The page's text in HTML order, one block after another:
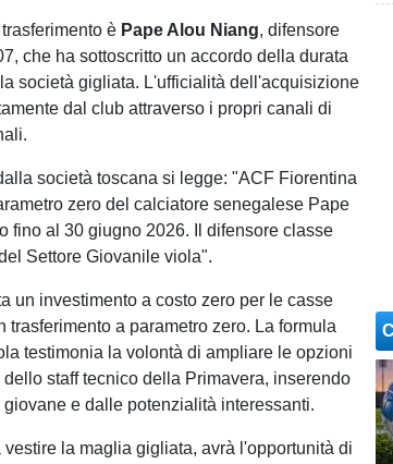
è Pape Alou Niang, difensore
che ha sottoscritto un accordo della durata
società gigliata. L'ufficialità dell'acquisizione
dal club attraverso i propri canali di
società toscana si legge: "ACF Fiorentina
zero del calciatore senegalese Pape
fino al 30 giugno 2026. Il difensore classe
Settore Giovanile viola".
un investimento a costo zero per le casse
trasferimento a parametro zero. La formula
testimonia la volontà di ampliare le opzioni
staff tecnico della Primavera, inserendo
e dalle potenzialità interessanti.
la maglia gigliata, avrà l'opportunità di